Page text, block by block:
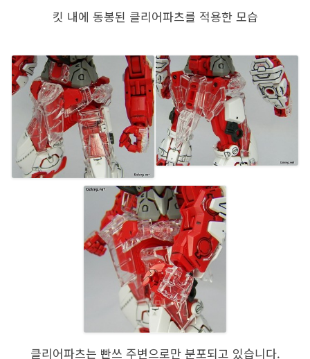
킷 내에 동봉된 클리어파츠를 적용한 모습
클리어파츠는 빤쓰 주변으로만 분포되고 있습니다.